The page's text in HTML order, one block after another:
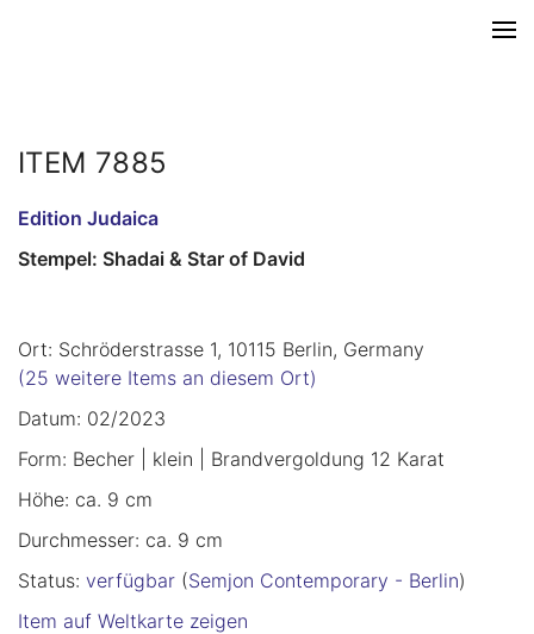
ITEM 7885
Edition Judaica
Stempel: Shadai & Star of David
Ort: Schröderstrasse 1, 10115 Berlin, Germany
(25 weitere Items an diesem Ort)
Datum: 02/2023
Form: Becher | klein | Brandvergoldung 12 Karat
Höhe: ca. 9 cm
Durchmesser: ca. 9 cm
Status: verfügbar (Semjon Contemporary - Berlin)
Item auf Weltkarte zeigen